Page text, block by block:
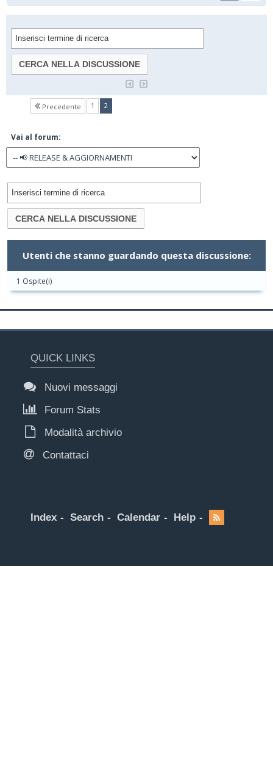
Precedente 1 2(current)
Vai al forum:
Utenti che stanno guardando questa discussione:
1 Ospite(i)
QUICK LINKS
Nuovi messaggi
Forum Stats
Modalità archivio
Contattaci
Index Search Calendar Help